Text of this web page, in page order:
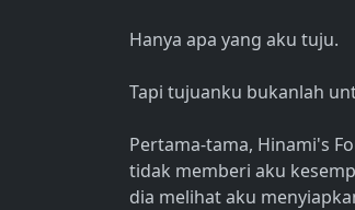
Hanya apa yang aku tuju.
Tapi tujuanku bukanlah
Pertama-tama, Hinami's
tidak memberi aku
dia melihat aku